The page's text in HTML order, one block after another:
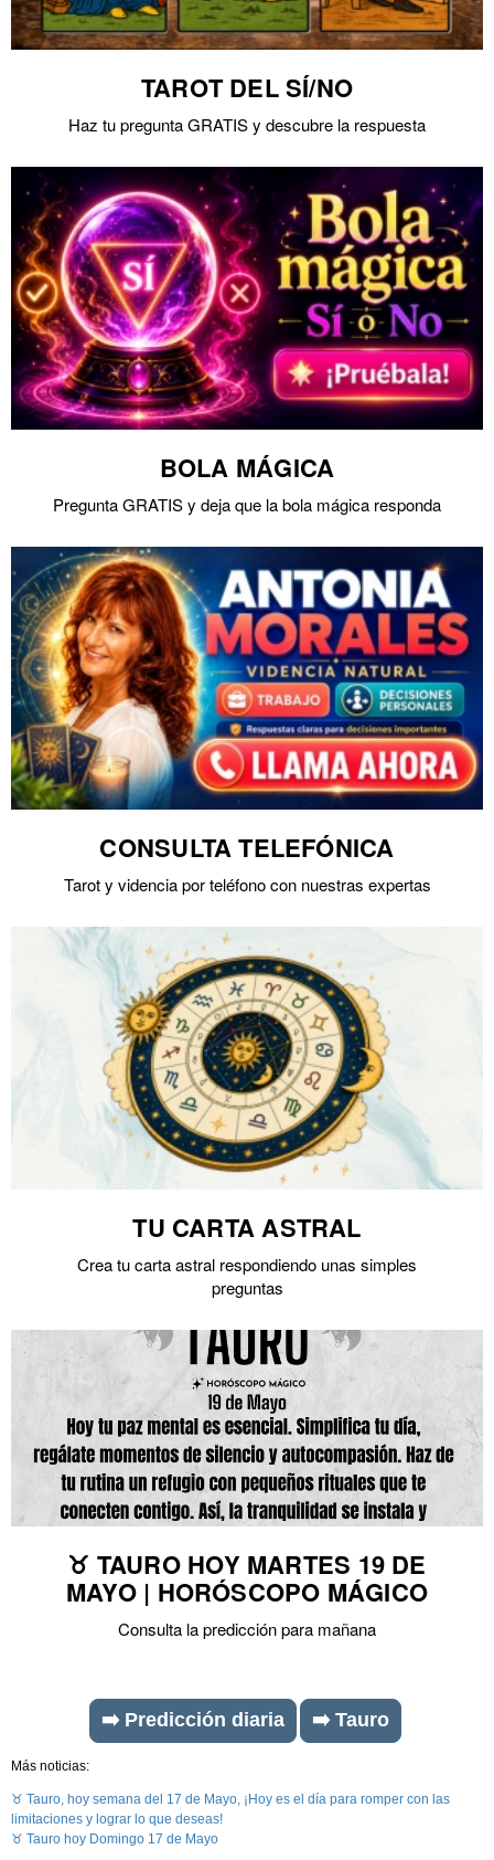
TAROT DEL SÍ/NO
Haz tu pregunta GRATIS y descubre la respuesta
BOLA MÁGICA
Pregunta GRATIS y deja que la bola mágica responda
CONSULTA TELEFÓNICA
Tarot y videncia por teléfono con nuestras expertas
TU CARTA ASTRAL
Crea tu carta astral respondiendo unas simples
preguntas
♉ TAURO HOY MARTES 19 DE
MAYO | HORÓSCOPO MÁGICO
Consulta la predicción para mañana
➡️ Predicción diaria ➡️ Tauro
Más noticias:
♉ Tauro, hoy semana del 17 de Mayo, ¡Hoy es el día para romper con las
limitaciones y lograr lo que deseas!
♉ Tauro hoy Domingo 17 de Mayo